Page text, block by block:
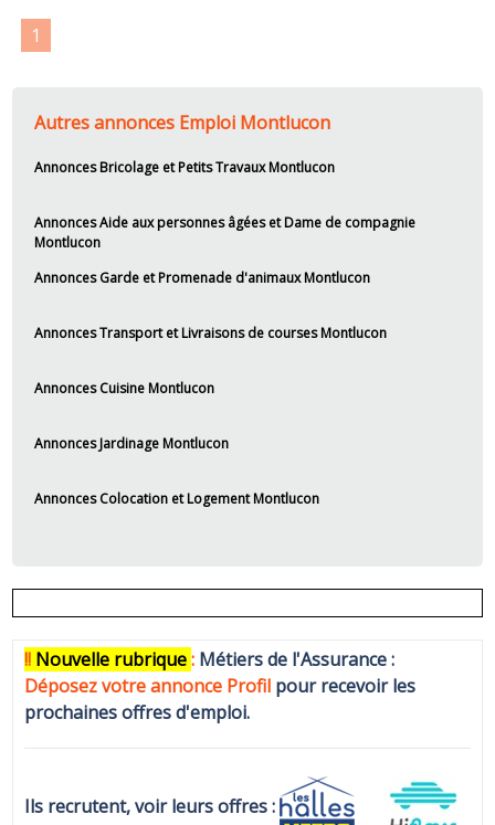
1
Autres annonces Emploi Montlucon
Annonces Bricolage et Petits Travaux Montlucon
Annonces Aide aux personnes âgées et Dame de compagnie
Montlucon
Annonces Garde et Promenade d'animaux Montlucon
Annonces Transport et Livraisons de courses Montlucon
Annonces Cuisine Montlucon
Annonces Jardinage Montlucon
Annonces Colocation et Logement Montlucon
!! Nouvelle rubrique: Métiers de l'Assurance :
Déposez votre annonce Profil pour recevoir les
prochaines offres d'emploi.
Ils recrutent, voir leurs offres :